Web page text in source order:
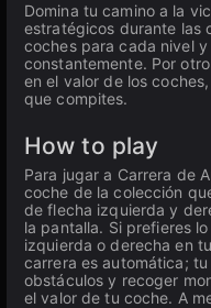
Domina tu camino a la
estratégicos durante las
coches para cada nivel
constantemente. Por
en el valor de los
que compites.
How to play
Para jugar a Carrera de
coche de la colección
de flecha izquierda y
la pantalla. Si prefieres
izquierda o derecha en
carrera es automática;
obstáculos y recoger
el valor de tu coche. A